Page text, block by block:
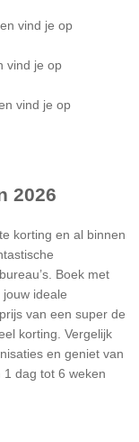
vind je op
vind je op
vind je op
2026
korting en al binnen
Boek met
ideale
van een super de
korting. Vergelijk
en geniet van
1 dag tot 6 weken